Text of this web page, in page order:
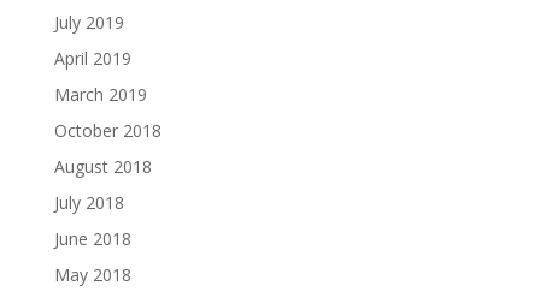
July 2019
April 2019
March 2019
October 2018
August 2018
July 2018
June 2018
May 2018